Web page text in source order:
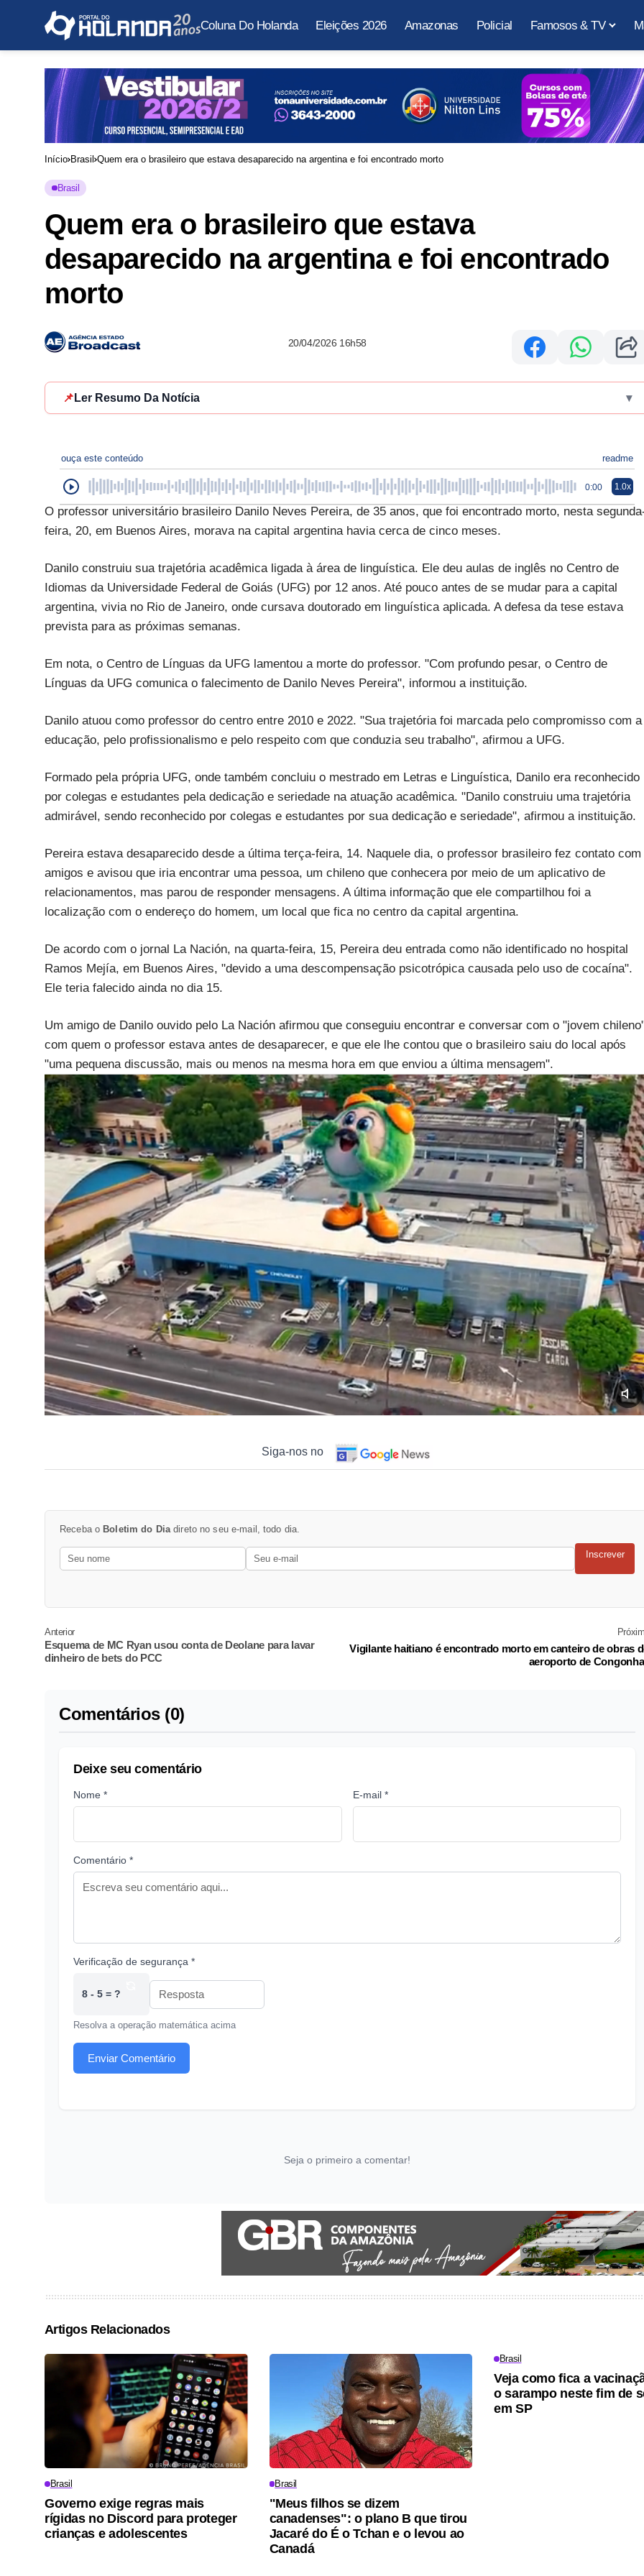
Coluna Do Holanda Eleições 2026 Amazonas Policial Famosos & TV
Início Brasil Quem era o brasileiro que estava desaparecido na argentina e foi encontrado morto
Brasil
Quem era o brasileiro que estava
desaparecido na argentina e foi encontrado
morto
20/04/2026 16h58
📌 Ler Resumo Da Notícia ▾
ouça este conteúdo readme
0:00 1.0x
O professor universitário brasileiro Danilo Neves Pereira, de 35 anos, que foi encontrado morto, nesta
feira, 20, em Buenos Aires, morava na capital argentina havia cerca de cinco meses.
Danilo construiu sua trajetória acadêmica ligada à área de linguística. Ele deu aulas de inglês no Centro de
Idiomas da Universidade Federal de Goiás (UFG) por 12 anos. Até pouco antes de se mudar para a capital
argentina, vivia no Rio de Janeiro, onde cursava doutorado em linguística aplicada. A defesa da tese estava
prevista para as próximas semanas.
Em nota, o Centro de Línguas da UFG lamentou a morte do professor. "Com profundo pesar, o Centro de
Línguas da UFG comunica o falecimento de Danilo Neves Pereira", informou a instituição.
Danilo atuou como professor do centro entre 2010 e 2022. "Sua trajetória foi marcada pelo compromisso com a
educação, pelo profissionalismo e pelo respeito com que conduzia seu trabalho", afirmou a UFG.
Formado pela própria UFG, onde também concluiu o mestrado em Letras e Linguística, Danilo era reconhecido
por colegas e estudantes pela dedicação e seriedade na atuação acadêmica. "Danilo construiu uma trajetória
admirável, sendo reconhecido por colegas e estudantes por sua dedicação e seriedade", afirmou a instituição.
Pereira estava desaparecido desde a última terça-feira, 14. Naquele dia, o professor brasileiro fez contato com
amigos e avisou que iria encontrar uma pessoa, um chileno que conhecera por meio de um aplicativo de
relacionamentos, mas parou de responder mensagens. A última informação que ele compartilhou foi a
localização com o endereço do homem, um local que fica no centro da capital argentina.
De acordo com o jornal La Nación, na quarta-feira, 15, Pereira deu entrada como não identificado no hospital
Ramos Mejía, em Buenos Aires, "devido a uma descompensação psicotrópica causada pelo uso de cocaína".
Ele teria falecido ainda no dia 15.
Um amigo de Danilo ouvido pelo La Nación afirmou que conseguiu encontrar e conversar com o "jovem
com quem o professor estava antes de desaparecer, e que ele lhe contou que o brasileiro saiu do local após
"uma pequena discussão, mais ou menos na mesma hora em que enviou a última mensagem".
Siga-nos no
Receba o Boletim do Diadireto no seu e-mail, todo dia.
Inscrever
Anterior
Esquema de MC Ryan usou conta de Deolane para lavar
dinheiro de bets do PCC
Vigilante haitiano é encontrado morto em canteiro de obras
aeroporto de
Comentários (0)
Deixe seu comentário
Nome * E-mail *
Comentário *
Verificação de segurança *
8 - 5 = ?
Resolva a operação matemática acima
Enviar Comentário
Seja o primeiro a comentar!
Artigos Relacionados
Brasil
Governo exige regras mais
rígidas no Discord para proteger
crianças e adolescentes
Brasil
"Meus filhos se dizem
canadenses": o plano B que tirou
Jacaré do É o Tchan e o levou ao
Canadá
Brasil
Veja como fica a
o sarampo neste fim de
em SP